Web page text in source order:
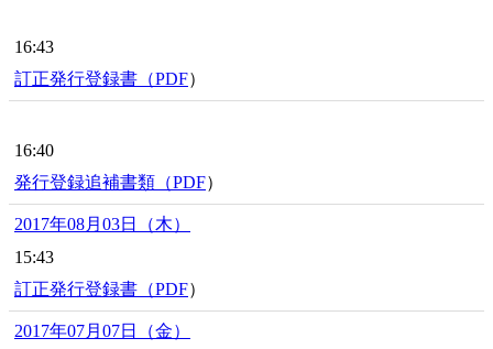
16:43
訂正発行登録書（PDF）
16:40
発行登録追補書類（PDF）
2017年08月03日（木）
15:43
訂正発行登録書（PDF）
2017年07月07日（金）